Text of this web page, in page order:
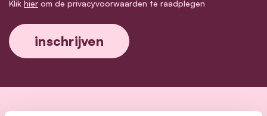
Klik hier om de privacyvoorwaarden te raadplegen